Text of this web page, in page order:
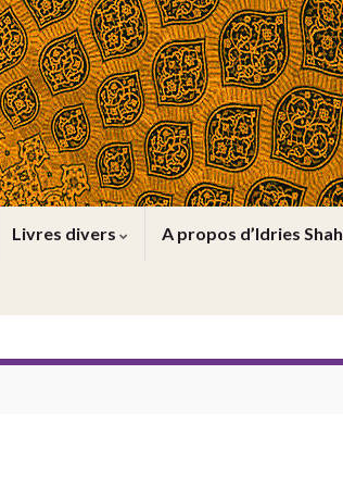
Livres divers A propos d’Idries Shah